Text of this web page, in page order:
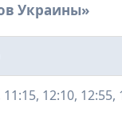
Украины»
12:10,